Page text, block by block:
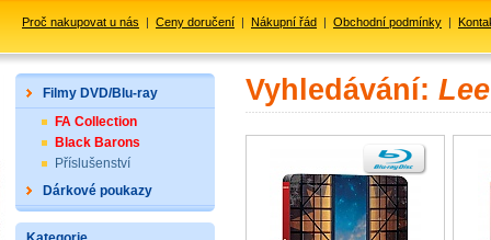
Proč nakupovat u nás | Ceny doručení | Nákupní řád | Obchodní podmínky |
Filmy DVD/Blu-ray
FA Collection
Black Barons
Příslušenství
Dárkové poukazy
Vyhledávání: